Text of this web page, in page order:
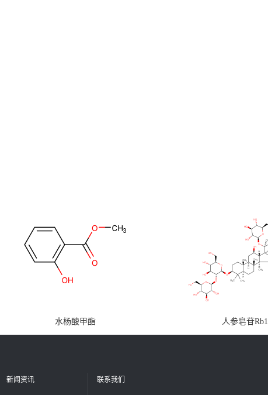
水杨酸甲酯 人参皂苷Rb1
新闻资讯 联系我们